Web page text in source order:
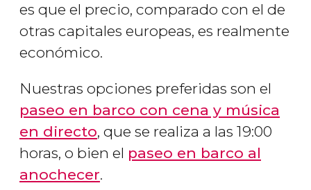
es que el precio, comparado con el de
otras capitales europeas, es realmente
económico.
Nuestras opciones preferidas son el
paseo en barco con cena y música
en directo, que se realiza a las 19:00
horas, o bien el paseo en barco al
anochecer.